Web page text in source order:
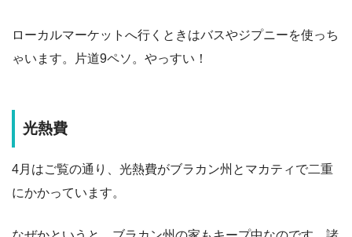
ローカルマーケットへ行くときはバスやジプニーを使っち
ゃいます。片道9ペソ。やっすい！
光熱費
4月はご覧の通り、光熱費がブラカン州とマカティで二重
にかかっています。